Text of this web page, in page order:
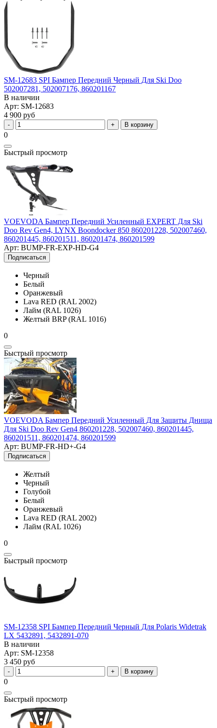
SM-12683 SPI Бампер Передний Черный Для Ski Doo
502007281, 502007176, 860201167
В наличии
Арт: SM-12683
4 900 руб
В корзину
0
Быстрый просмотр
VOEVODA Бампер Передний Усиленный EXPERT Для Ski
Doo Rev Gen4, LYNX Boondocker 850 860201228, 502007460,
860201445, 860201511, 860201474, 860201599
Арт: BUMP-FR-EXP-HD-G4
Подписаться
Черный
Белый
Оранжевый
Lava RED (RAL 2002)
Лайм (RAL 1026)
Желтый BRP (RAL 1016)
0
Быстрый просмотр
VOEVODA Бампер Передний Усиленный Для Защиты Днища
Для Ski Doo Rev Gen4 860201228, 502007460, 860201445,
860201511, 860201474, 860201599
Арт: BUMP-FR-HD+-G4
Подписаться
Желтый
Черный
Голубой
Белый
Оранжевый
Lava RED (RAL 2002)
Лайм (RAL 1026)
0
Быстрый просмотр
SM-12358 SPI Бампер Передний Черный Для Polaris Widetrak
LX 5432891, 5432891-070
В наличии
Арт: SM-12358
3 450 руб
В корзину
0
Быстрый просмотр